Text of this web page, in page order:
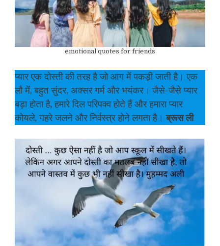
emotional quotes for friends
प्यार एक दोस्ती की तरह है जो आग में पकड़ी जाती है। एक
लौ में, बहुत सुंदर, अक्सर गर्म और भयंकर। जैसे-जैसे प्यार
बड़ा होता है, हमारे दिल परिपक्व होते हैं और हमारा प्यार
कोयले, गहरे जलने और निर्वस्त्र होने लगता है।ब्रूस ली